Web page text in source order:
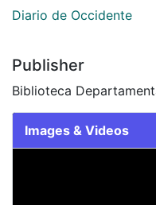
Diario de Occidente
Publisher
Biblioteca
Images & Videos